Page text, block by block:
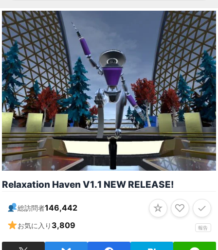
Relaxation Haven V1․1 NEW RELEASEǃ
総訪問者146,442
お気に入り 3,809 報告
☆ ♡ ✓